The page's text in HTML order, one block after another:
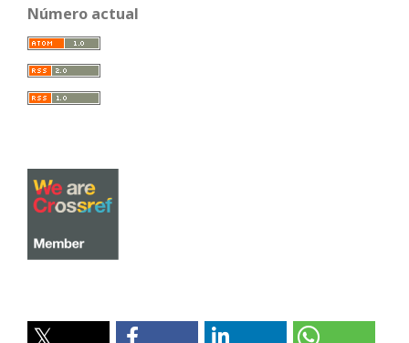
Número actual